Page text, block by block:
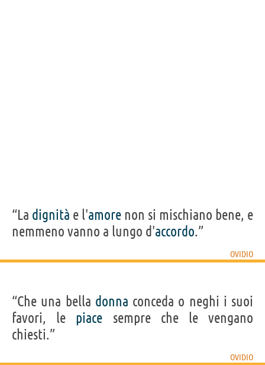
“La dignità e l'amore non si mischiano bene, e
nemmeno vanno a lungo d'accordo.”
OVIDIO
“Che una bella donna conceda o neghi i suoi
favori, le piace sempre che le vengano
chiesti.”
OVIDIO